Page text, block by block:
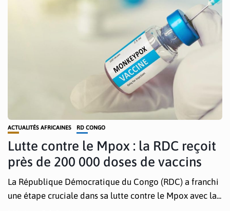
ACTUALITÉS AFRICAINES RD CONGO
Lutte contre le Mpox : la RDC reçoit
près de 200 000 doses de vaccins
La République Démocratique du Congo (RDC) a franchi
une étape cruciale dans sa lutte contre le Mpox avec la...